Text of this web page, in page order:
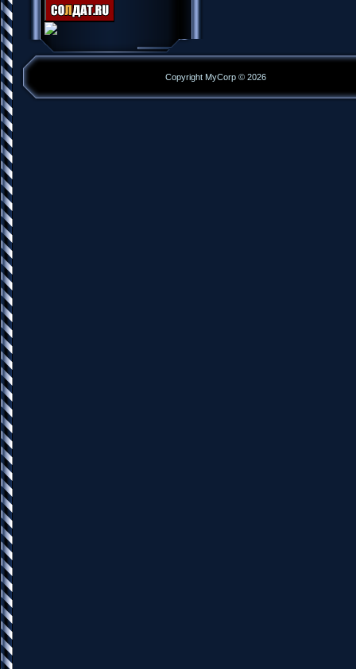
Copyright MyCorp © 2026